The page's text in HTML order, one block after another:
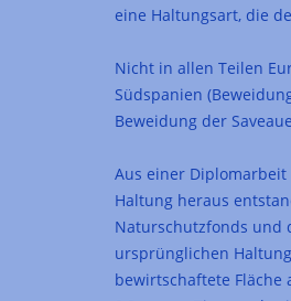
eine Haltungsart, die
Nicht in allen Teilen
Südspanien
Beweidung der
Aus einer
Haltung heraus
Naturschutzfonds und
ursprünglichen
bewirtschaftete Fläche